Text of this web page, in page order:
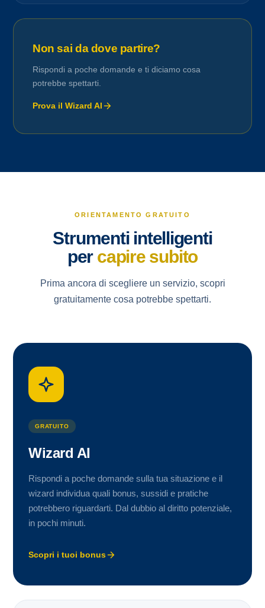
Non sai da dove partire?
Rispondi a poche domande e ti diciamo cosa
potrebbe spettarti.
Prova il Wizard AI
ORIENTAMENTO GRATUITO
Strumenti intelligenti
per capire subito
Prima ancora di scegliere un servizio, scopri
gratuitamente cosa potrebbe spettarti.
GRATUITO
Wizard AI
Rispondi a poche domande sulla tua situazione e il
wizard individua quali bonus, sussidi e pratiche
potrebbero riguardarti. Dal dubbio al diritto potenziale,
in pochi minuti.
Scopri i tuoi bonus